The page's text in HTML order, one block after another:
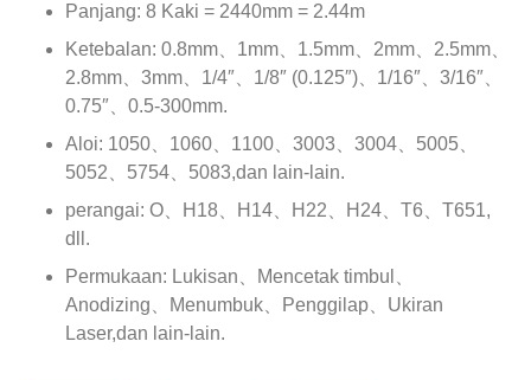
Panjang: 8 Kaki = 2440mm = 2.44m
Ketebalan: 0.8mm、1mm、1.5mm、2mm、2.5mm、
2.8mm、3mm、1/4″、1/8″ (0.125″)、1/16″、3/16″、
0.75″、0.5-300mm.
Aloi: 1050、1060、1100、3003、3004、5005、
5052、5754、5083,dan lain-lain.
perangai: O、H18、H14、H22、H24、T6、T651,
dll.
Permukaan: Lukisan、Mencetak timbul、
Anodizing、Menumbuk、Penggilap、Ukiran
Laser,dan lain-lain.